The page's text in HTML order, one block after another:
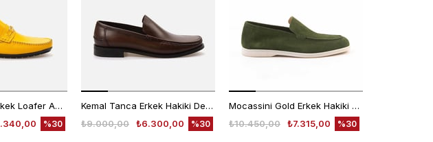
Kemal Tanca Erkek Loafer A8202
%30
Kemal Tanca Erkek Hakiki Deri Microlight Taban Kahverengi - Gümüş Loafer Konforlu Ayakkabı
₺6.300,00
₺9.000,00 %30
Mocassini Gold Erkek Hakiki Deri Eva Taban Yeşil Süet Loafer Konforlu Ayakkabı
₺7.315,00
₺10.450,00 %30